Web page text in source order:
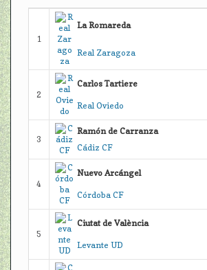
1
La Romareda
Real Zaragoza
2
Carlos Tartiere
Real Oviedo
3
Ramón de Carranza
Cádiz CF
4
Nuevo Arcángel
Córdoba CF
5
Ciutat de València
Levante UD